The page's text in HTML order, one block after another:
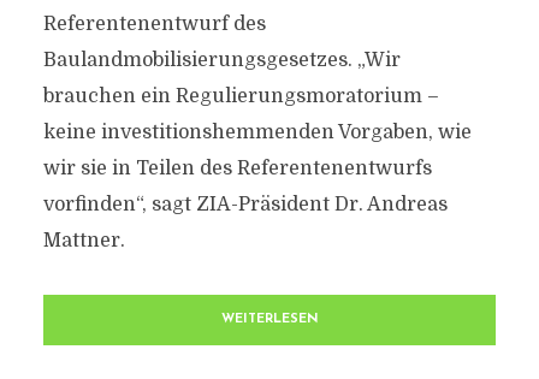
Referentenentwurf des
Baulandmobilisierungsgesetzes. „Wir
brauchen ein Regulierungsmoratorium –
keine investitionshemmenden Vorgaben, wie
wir sie in Teilen des Referentenentwurfs
vorfinden“, sagt ZIA-Präsident Dr. Andreas
Mattner.
WEITERLESEN